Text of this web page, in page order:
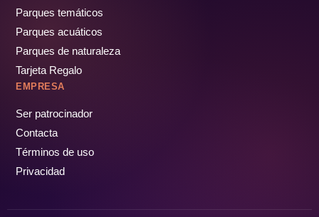
Parques temáticos
Parques acuáticos
Parques de naturaleza
Tarjeta Regalo
EMPRESA
Ser patrocinador
Contacta
Términos de uso
Privacidad